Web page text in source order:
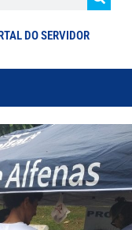
DO SERVIDOR